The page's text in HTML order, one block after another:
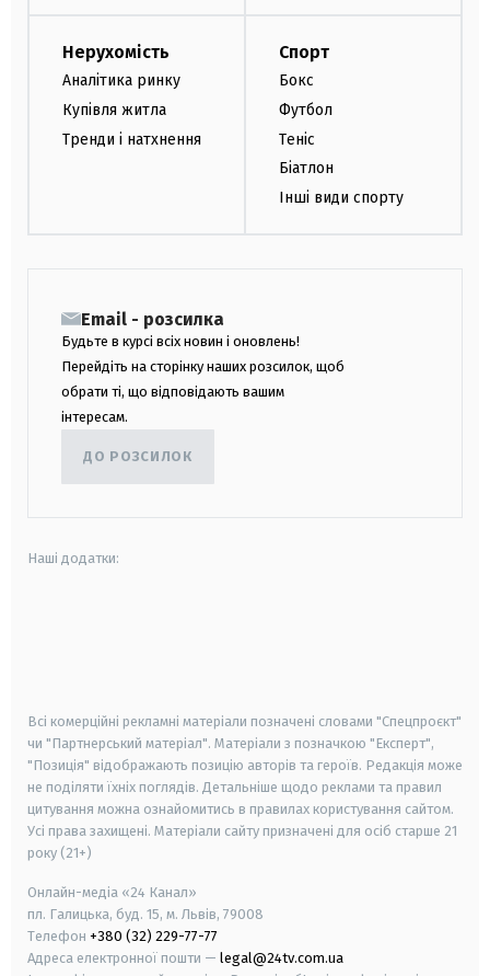
Нерухомість
Аналітика ринку
Купівля житла
Тренди і натхнення
Спорт
Бокс
Футбол
Теніс
Біатлон
Інші види спорту
Email - розсилка
Будьте в курсі всіх новин і оновлень!
Перейдіть на сторінку наших розсилок, щоб
обрати ті, що відповідають вашим
інтересам.
ДО РОЗСИЛОК
Наші додатки:
Всі комерційні рекламні матеріали позначені словами "Спецпроєкт"
чи "Партнерський матеріал". Матеріали з позначкою "Експерт",
"Позиція" відображають позицію авторів та героїв. Редакція може
не поділяти їхніх поглядів. Детальніше щодо реклами та правил
цитування можна ознайомитись в правилах користування сайтом.
Усі права захищені. Матеріали сайту призначені для осіб старше 21
року (21+)
Онлайн-медіа «24 Канал»
пл. Галицька, буд. 15, м. Львів, 79008
Телефон +380 (32) 229-77-77
Адреса електронної пошти — legal@24tv.com.ua